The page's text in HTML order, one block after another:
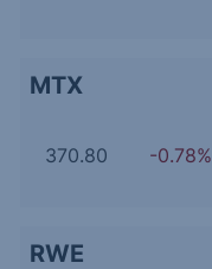
MTX
370.80 -0.78%
RWE